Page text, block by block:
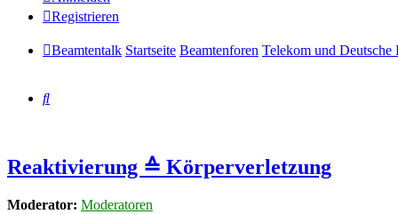
Registrieren
Beamtentalk Startseite Beamtenforen Telekom und Deutsche
Suche
Reaktivierung ≙ Körperverletzung
Moderator: Moderatoren